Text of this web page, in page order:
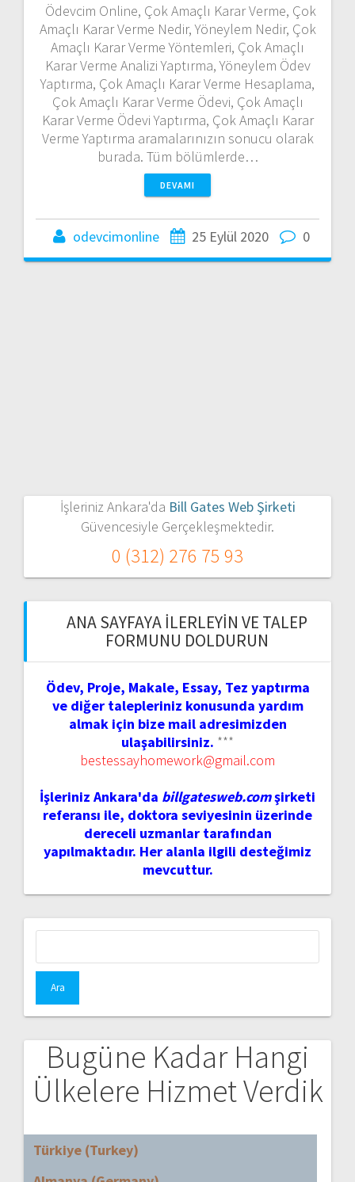
Ödevcim Online, Çok Amaçlı Karar Verme, Çok
Amaçlı Karar Verme Nedir, Yöneylem Nedir, Çok
Amaçlı Karar Verme Yöntemleri, Çok Amaçlı
Karar Verme Analizi Yaptırma, Yöneylem Ödev
Yaptırma, Çok Amaçlı Karar Verme Hesaplama,
Çok Amaçlı Karar Verme Ödevi, Çok Amaçlı
Karar Verme Ödevi Yaptırma, Çok Amaçlı Karar
Verme Yaptırma aramalarınızın sonucu olarak
burada. Tüm bölümlerde…
DEVAMI
odevcimonline 25 Eylül 2020 0
İşleriniz Ankara'da Bill Gates Web Şirketi
Güvencesiyle Gerçekleşmektedir.
0 (312) 276 75 93
ANA SAYFAYA İLERLEYIN VE TALEP
FORMUNU DOLDURUN
Ödev, Proje, Makale, Essay, Tez yaptırma
ve diğer talepleriniz konusunda yardım
almak için bize mail adresimizden
ulaşabilirsiniz. ***
bestessayhomework@gmail.com
İşleriniz Ankara'da billgatesweb.comşirketi
referansı ile, doktora seviyesinin üzerinde
dereceli uzmanlar tarafından
yapılmaktadır. Her alanla ilgili desteğimiz
mevcuttur.
Bugüne Kadar Hangi
Ülkelere Hizmet Verdik
Türkiye (Turkey)